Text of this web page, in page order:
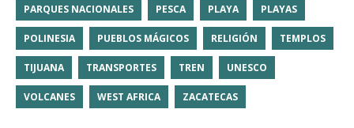
PARQUES NACIONALES PESCA PLAYA PLAYAS
POLINESIA PUEBLOS MÁGICOS RELIGIÓN TEMPLOS
TIJUANA TRANSPORTES TREN UNESCO
VOLCANES WEST AFRICA ZACATECAS